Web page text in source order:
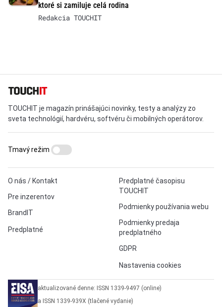
ktoré si zamiluje celá rodina
Redakcia TOUCHIT
TOUCHIT je magazín prinášajúci novinky, testy a analýzy zo
sveta technológií, hardvéru, softvéru či mobilných operátorov.
O nás / Kontakt
Pre inzerentov
BrandIT
Predplatné
Predplatné časopisu
TOUCHIT
Podmienky používania webu
Podmienky predaja
predplatného
GDPR
Nastavenia cookies
Tmavý režim
aktualizované denne: ISSN 1339-9497 (online)
a ISSN 1339-939X (tlačené vydanie)